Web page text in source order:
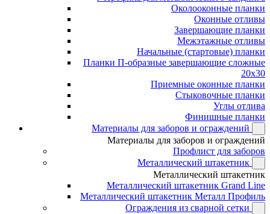
Околооконные планки
Оконные отливы
Завершающие планки
Межэтажные отливы
Начальные (стартовые) планки
Планки П-образные завершающие сложные
20x30
Приемные оконные планки
Стыковочные планки
Углы отлива
Финишные планки
Материалы для заборов и ограждений
Материалы для заборов и ограждений
Профлист для заборов
Металлический штакетник
Металлический штакетник
Металлический штакетник Grand Line
Металлический штакетник Металл Профиль
Ограждения из сварной сетки